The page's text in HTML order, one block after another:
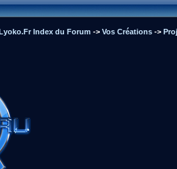
Index du Forum -> Vos Créations ->